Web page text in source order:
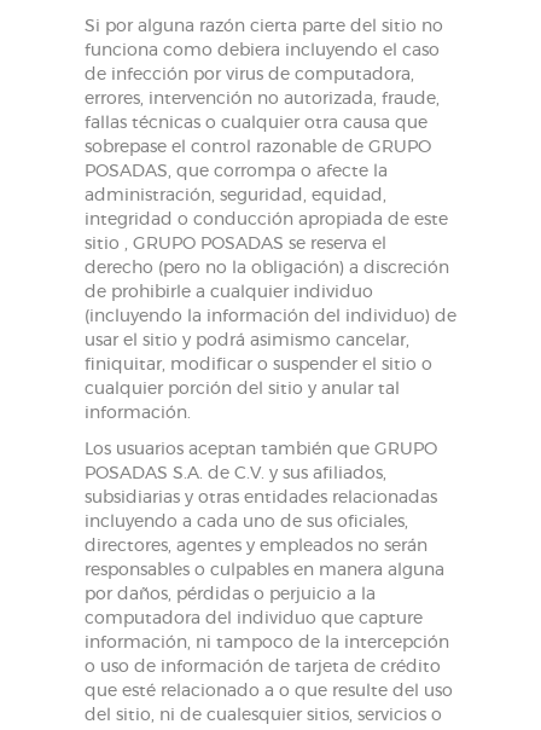
Si por alguna razón cierta parte del sitio no
funciona como debiera incluyendo el caso
de infección por virus de computadora,
errores, intervención no autorizada, fraude,
fallas técnicas o cualquier otra causa que
sobrepase el control razonable de GRUPO
POSADAS, que corrompa o afecte la
administración, seguridad, equidad,
integridad o conducción apropiada de este
sitio , GRUPO POSADAS se reserva el
derecho (pero no la obligación) a discreción
de prohibirle a cualquier individuo
(incluyendo la información del individuo) de
usar el sitio y podrá asimismo cancelar,
finiquitar, modificar o suspender el sitio o
cualquier porción del sitio y anular tal
información.
Los usuarios aceptan también que GRUPO
POSADAS S.A. de C.V. y sus afiliados,
subsidiarias y otras entidades relacionadas
incluyendo a cada uno de sus oficiales,
directores, agentes y empleados no serán
responsables o culpables en manera alguna
por daños, pérdidas o perjuicio a la
computadora del individuo que capture
información, ni tampoco de la intercepción
o uso de información de tarjeta de crédito
que esté relacionado a o que resulte del uso
del sitio, ni de cualesquier sitios, servicios o